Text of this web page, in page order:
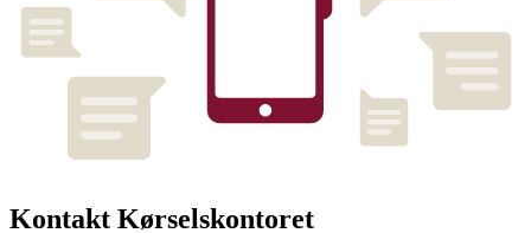
Kontakt Kørselskontoret